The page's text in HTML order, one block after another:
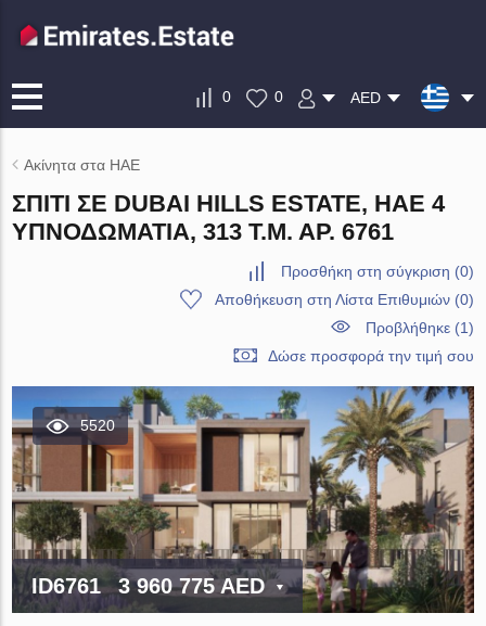
0 0 AED
Ακίνητα στα ΗΑΕ
ΣΠΊΤΙ ΣΕ DUBAI HILLS ESTATE, ΗΑΕ 4
ΥΠΝΟΔΩΜΆΤΙΑ, 313 Τ.Μ. ΑΡ. 6761
Προσθήκη στη σύγκριση (0)
Αποθήκευση στη Λίστα Επιθυμιών(0)
Προβλήθηκε (1)
Δώσε προσφορά την τιμή σου
5520
ID6761 3 960 775 AED